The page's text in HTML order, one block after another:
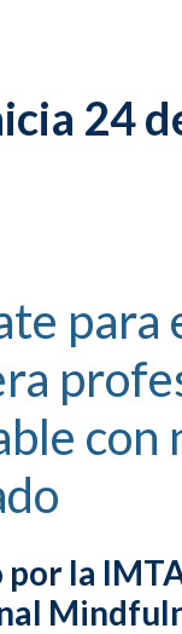
24
para
con
la